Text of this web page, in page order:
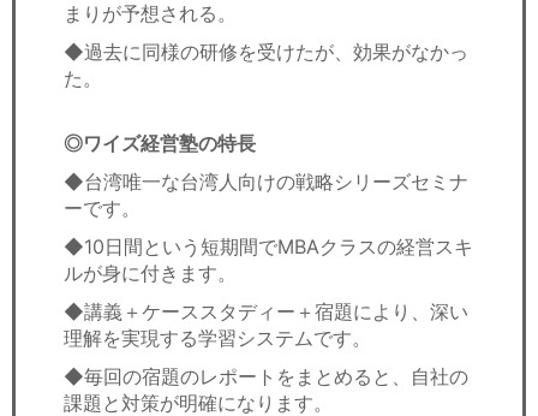
まりが予想される。
◆過去に同様の研修を受けたが、効果がなかっ
た。
◎ワイズ経営塾の特長
◆台湾唯一な台湾人向けの戦略シリーズセミナ
ーです。
◆10日間という短期間でMBAクラスの経営スキ
ルが身に付きます。
◆講義＋ケーススタディー＋宿題により、深い
理解を実現する学習システムです。
◆毎回の宿題のレポートをまとめると、自社の
課題と対策が明確になります。